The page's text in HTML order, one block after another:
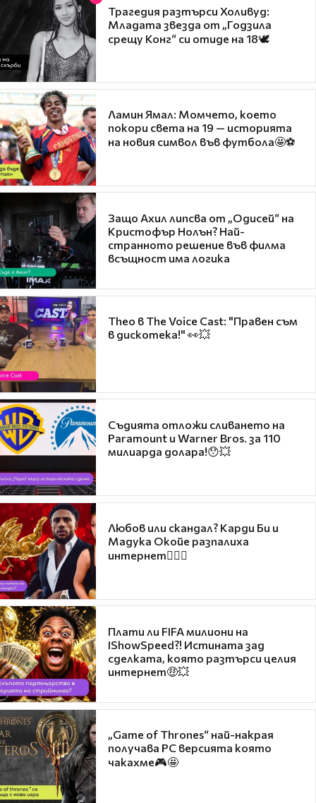
Трагедия разтърси Холивуд:
Младата звезда от „Годзила
срещу Конг“ си отиде на 18🕊️
Ламин Ямал: Момчето, което
покори света на 19 — историята
на новия символ във футбола🤩⚽
Защо Ахил липсва от „Одисей“ на
Кристофър Нолън? Най-
странното решение във филма
всъщност има логика
Theo в The Voice Cast: "Правен съм
в дискотека!" 👀💥
Съдията отложи сливането на
Paramount и Warner Bros. за 110
милиарда долара!😯💥
Любов или скандал? Карди Би и
Мадука Окойе разпалиха
интернет❤️‍🔥🔥
Плати ли FIFA милиони на
IShowSpeed?! Истината зад
сделката, която разтърси целия
интернет🤑💥
„Game of Thrones“ най-накрая
получава PC версията която
чакахме🎮🤩